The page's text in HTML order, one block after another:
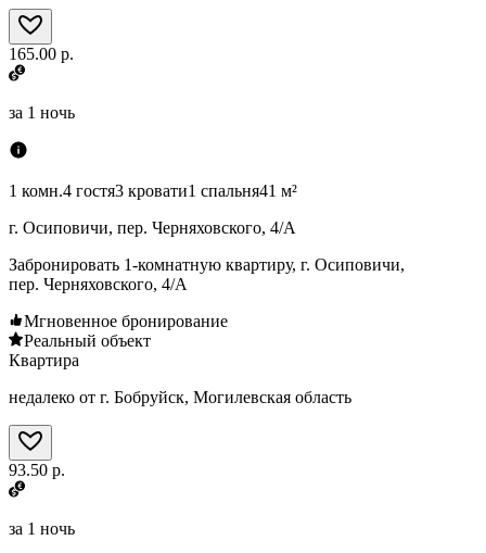
165.00 р.
за 1 ночь
1 комн.4 гостя3 кровати1 спальня41 м²
г. Осиповичи, пер. Черняховского, 4/А
Забронировать 1-комнатную квартиру, г. Осиповичи,
пер. Черняховского, 4/А
Мгновенное бронирование
Реальный объект
Квартира
недалеко от г. Бобруйск, Могилевская область
93.50 р.
за 1 ночь